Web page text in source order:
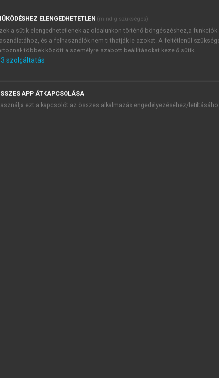
preprotetikai műtéteknek nevezzük. Ide
maga a foggyökér-implantáció is a preprotetikai műtéti
Szekció. Az idős betegek vizsgálata-gondozása: orvosi-jogi-
ELENGEDHETETLEN (mindig szükséges)
a sütik elengedhetetlenek az oldalunkon történő böngészéshez,a funkciók
és a felhasználók nem tilthatják le azokat. A feltétlenül
többek között a személyre szabott beállításokat kezelő sütik.
3 szolgáltatás
APP ÁTKAPCSOLÁSA
ezt a kapcsolót az összes alkalmazás engedélyezéséhez/